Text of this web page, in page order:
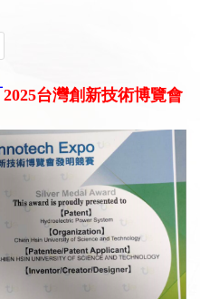
2025台灣創新技術博覽會